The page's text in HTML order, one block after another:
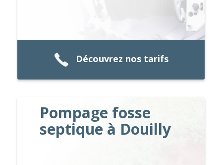
Découvrez nos tarifs
Pompage fosse
septique à Douilly